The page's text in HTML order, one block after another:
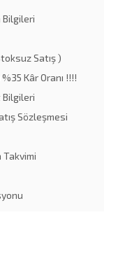
Bilgileri
Satış )
Kâr Oranı !!!!
Sözleşmesi
Takvimi